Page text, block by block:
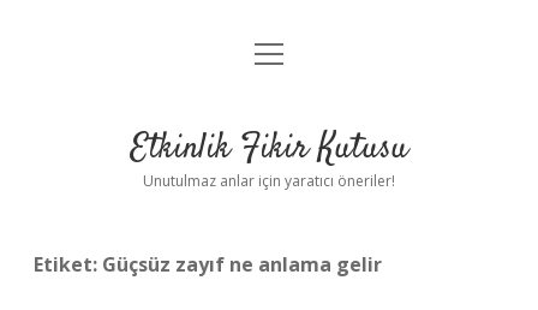
Anasayfa
Yasal Uyarı
menüyü
Etkinlik Fikir Kutusu
Unutulmaz anlar için yaratıcı öneriler!
Etiket: Güçsüz zayıf ne anlama gelir